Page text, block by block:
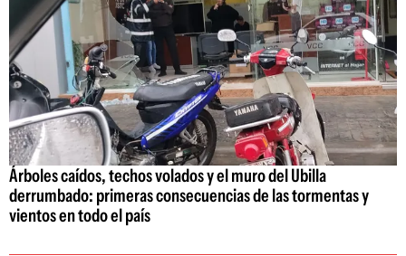
Árboles caídos, techos volados y el muro del Ubilla
derrumbado: primeras consecuencias de las tormentas y
vientos en todo el país